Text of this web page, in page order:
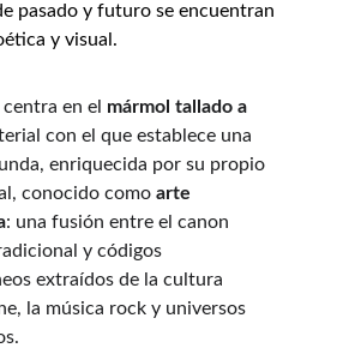
pasado y futuro se encuentran
y visual.
en el mármol tallado a
con el que establece una
enriquecida por su propio
conocido como arte
: una fusión entre el canon
y códigos
extraídos de la cultura
la música rock y universos